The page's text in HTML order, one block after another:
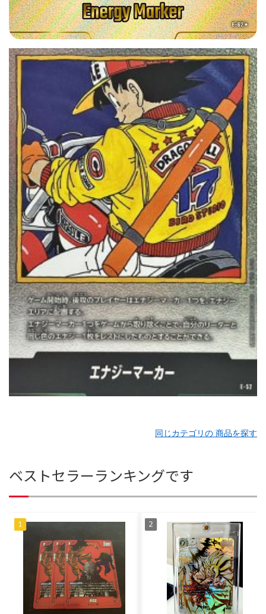
同じカテゴリの 商品を探す
ベストセラーランキングです